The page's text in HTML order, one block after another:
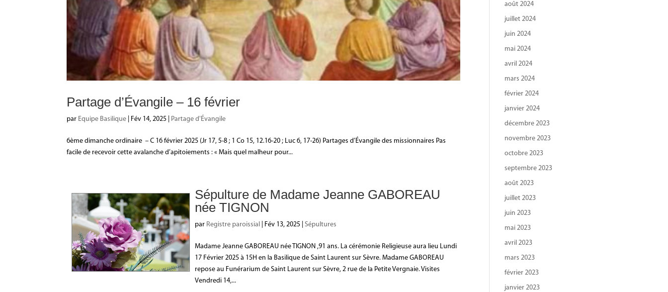
Partage d’Évangile – 16 février
par Equipe Basilique Fév 14, 2025 Partage d'Évangile
6ème dimanche ordinaire – C 16 février 2025 (Jr 17, 5-8 ; 1 Co 15, 12.16-20 ; Luc 6, 17-26) Partages d’Évangile des missionnaires Pas
facile de recevoir cette avalanche d’apitoiements : « Mais quel malheur pour...
Sépulture de Madame Jeanne GABOREAU
née TIGNON
par Registre paroissial Fév 13, 2025| Sépultures
Madame Jeanne GABOREAU née TIGNON ,91 ans. La cérémonie Religieuse aura lieu Lundi
17 Février 2025 à 15H en la Basilique de Saint Laurent sur Sèvre. Madame GABOREAU
repose au Funérarium de Saint Laurent sur Sèvre, 2 rue de la Petite Vergnaie. Visites
Vendredi 14,...
août 2024
juillet 2024
juin 2024
mai 2024
avril 2024
mars 2024
février 2024
janvier 2024
décembre 2023
novembre 2023
octobre 2023
septembre 2023
août 2023
juillet 2023
juin 2023
mai 2023
avril 2023
mars 2023
février 2023
janvier 2023